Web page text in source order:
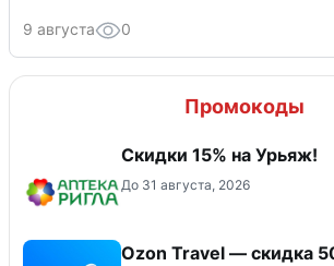
9 августа 0
Промокоды
Скидки 15% на Урьяж!
До 31 августа, 2026
Ozon Travel — скидка